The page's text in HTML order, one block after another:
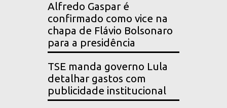
Alfredo Gaspar é
confirmado como vice na
chapa de Flávio Bolsonaro
para a presidência
TSE manda governo Lula
detalhar gastos com
publicidade institucional